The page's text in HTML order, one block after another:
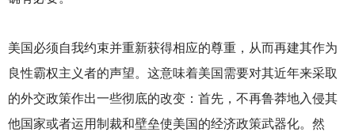
美国必须自我约束并重新获得相应的尊重，从而再建其作为
良性霸权主义者的声望。这意味着美国需要对其近年来采取
的外交政策作出一些彻底的改变：首先，不再鲁莽地入侵其
他国家或者运用制裁和壁垒使美国的经济政策武器化。然